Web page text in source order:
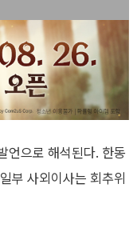
언으로 해석된다. 한동
부 사외이사는 회추위